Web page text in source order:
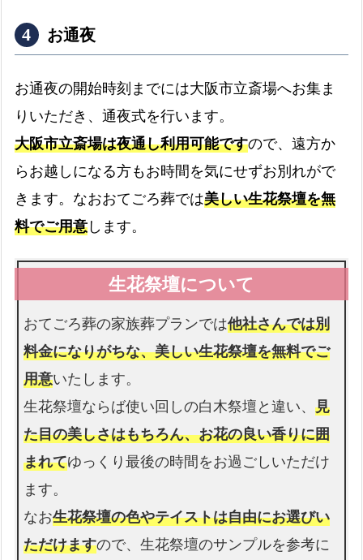
ドライアイス
最大4日分まで無料です
お棺
故人様を収めるお棺です
仏衣
納棺時にお着せします
書類手続き代行
書類手続きはすべて代行します
お通夜
お通夜の開始時刻までには大阪市立斎場へお集ま
りいただき、通夜式を行います。
大阪市立斎場は夜通し利用可能ですので、遠方か
らお越しになる方もお時間を気にせずお別れがで
きます。なおおてごろ葬では美しい生花祭壇を無
料でご用意します。
おてごろ葬の家族葬プランでは他社さんでは別
料金になりがちな、美しい生花祭壇を無料でご
用意いたします。
生花祭壇ならば使い回しの白木祭壇と違い、見
た目の美しさはもちろん、お花の良い香りに囲
まれてゆっくり最後の時間をお過ごしいただけ
ます。
なお生花祭壇の色やテイストは自由にお選びい
ただけますので、生花祭壇のサンプルを参考に